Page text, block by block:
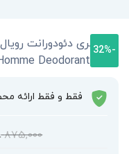
-32%
فقط و فقط ارائه
۸۷۵,۰۰۰